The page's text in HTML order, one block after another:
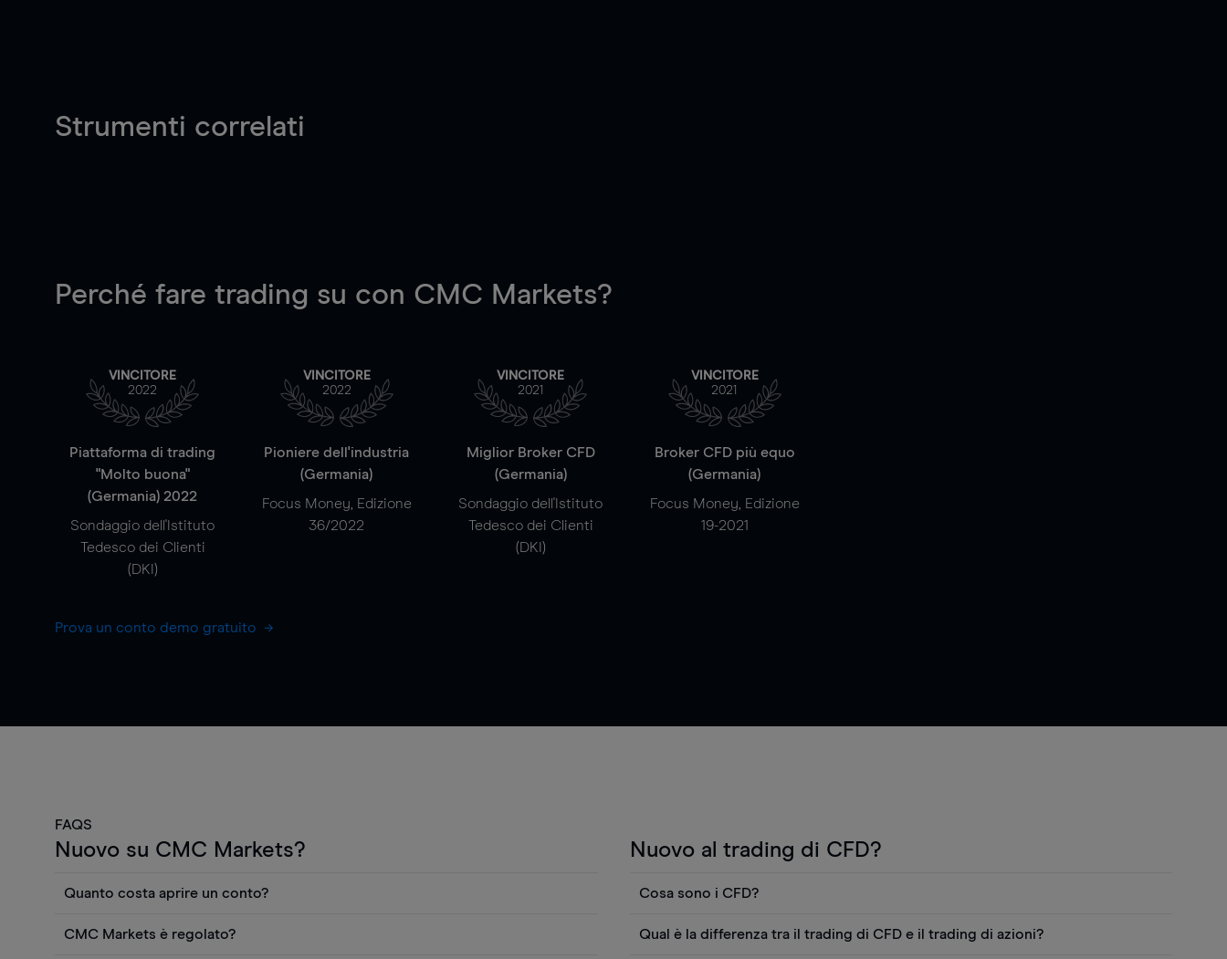
Strumenti correlati
Perché fare trading su con CMC Markets?
VINCITORE
2022
Piattaforma di trading
"Molto buona"
(Germania) 2022
Sondaggio dell'Istituto
Tedesco dei Clienti
(DKI)
VINCITORE
2022
Pioniere dell'industria
(Germania)
Focus Money, Edizione
36/2022
VINCITORE
2021
Miglior Broker CFD
(Germania)
Sondaggio dell'Istituto
Tedesco dei Clienti
(DKI)
VINCITORE
2021
Broker CFD più equo
(Germania)
Focus Money, Edizione
19-2021
Prova un conto demo gratuito
FAQS
Nuovo su CMC Markets?
Quanto costa aprire un conto?
gratuitamente i prezzi e utilizzare strumenti come grafici, notizie Reuters o
CMC Markets è regolato?
Nuovo al trading di CFD?
Cosa sono i CFD?
fare trading sul movimento di prezzo delle attività finanziarie sottostanti
Qual è la differenza tra il trading di CFD e il trading di azioni?